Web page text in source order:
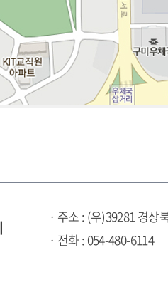
· 주소 : (우)39281 경상
· 전화 : 054-480-6114